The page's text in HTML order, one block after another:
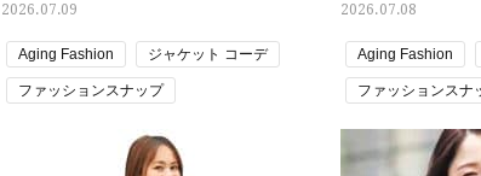
2026.07.09
Aging Fashion ジャケット コーデ
ファッションスナップ
通勤コーデ・仕事の服装
2026.07.08
Aging Fashion
ファッションスナ
大人の肌見せ
通勤コーデ・仕事